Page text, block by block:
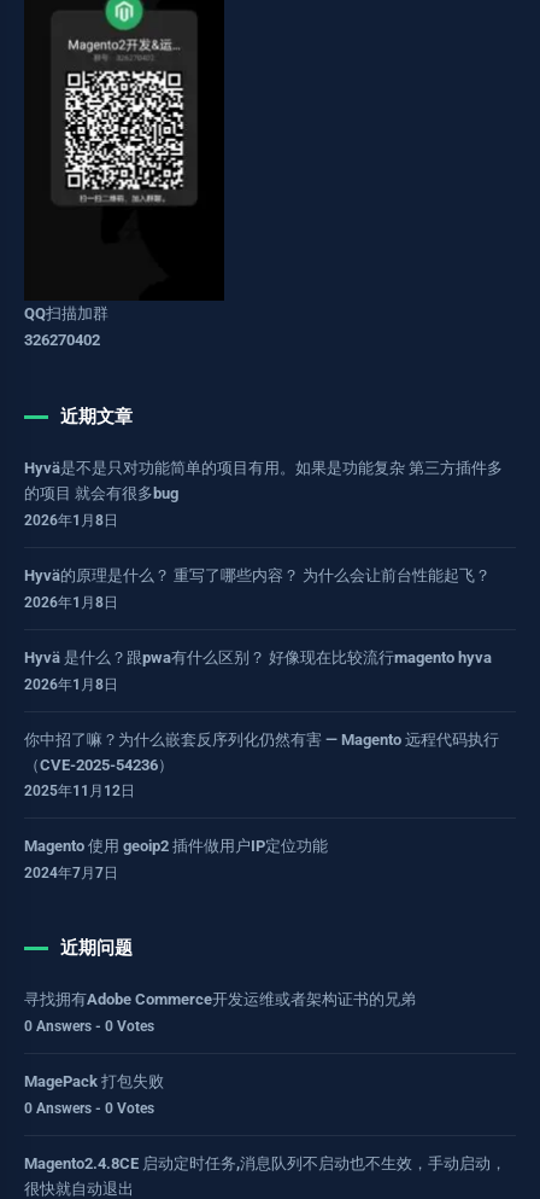
QQ扫描加群
326270402
近期文章
Hyvä是不是只对功能简单的项目有用。如果是功能复杂 第三方插件多
的项目 就会有很多bug
2026年1月8日
Hyvä的原理是什么？ 重写了哪些内容？ 为什么会让前台性能起飞？
2026年1月8日
Hyvä 是什么？跟pwa有什么区别？ 好像现在比较流行magento hyva
2026年1月8日
你中招了嘛？为什么嵌套反序列化仍然有害 — Magento 远程代码执行
（CVE-2025-54236）
2025年11月12日
Magento 使用 geoip2 插件做用户IP定位功能
2024年7月7日
近期问题
寻找拥有Adobe Commerce开发运维或者架构证书的兄弟
0 Answers - 0 Votes
MagePack 打包失败
0 Answers - 0 Votes
Magento2.4.8CE 启动定时任务,消息队列不启动也不生效，手动启动，
很快就自动退出